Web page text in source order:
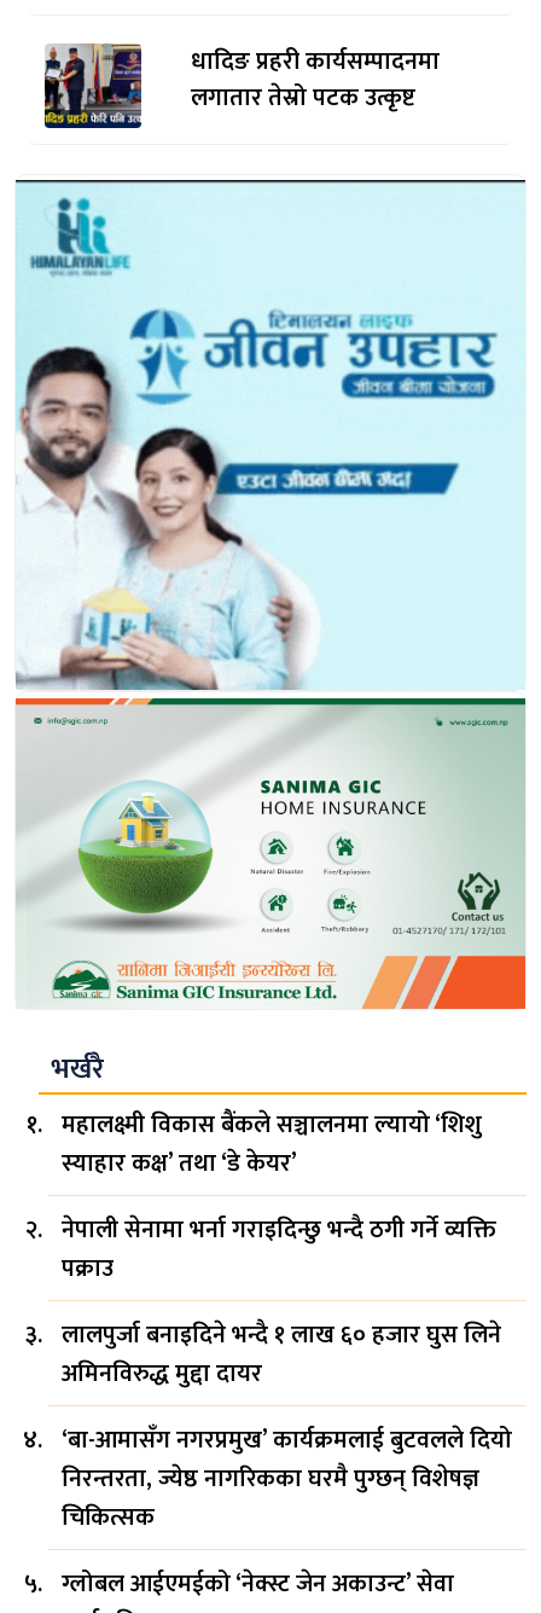
धादिङ प्रहरी कार्यसम्पादनमा
लगातार तेस्रो पटक उत्कृष्ट
भर्खरै
महालक्ष्मी विकास बैंकले सञ्चालनमा ल्यायो ‘शिशु
स्याहार कक्ष’ तथा ‘डे केयर’
नेपाली सेनामा भर्ना गराइदिन्छु भन्दै ठगी गर्ने व्यक्ति
पक्राउ
लालपुर्जा बनाइदिने भन्दै १ लाख ६० हजार घुस लिने
अमिनविरुद्ध मुद्दा दायर
‘बा-आमासँग नगरप्रमुख’ कार्यक्रमलाई बुटवलले दियो
निरन्तरता, ज्येष्ठ नागरिकका घरमै पुग्छन् विशेषज्ञ
चिकित्सक
ग्लोबल आईएमईको ‘नेक्स्ट जेन अकाउन्ट’ सेवा